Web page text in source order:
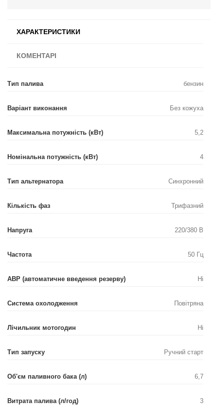
ХАРАКТЕРИСТИКИ
КОМЕНТАРІ
Тип палива бензин
Варіант виконання Без кожуха
Максимальна потужність (кВт) 5,2
Номінальна потужність (кВт) 4
Тип альтернатора Синхронний
Кількість фаз Трифазний
Напруга 220/380 В
Частота 50 Гц
АВР (автоматичне введення резерву) Ні
Система охолодження Повітряна
Лічильник мотогодин Ні
Тип запуску Ручний старт
Об'єм паливного бака (л) 6,7
Витрата палива (л/год) 3